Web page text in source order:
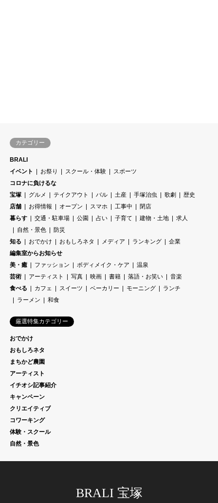
カテゴリー
BRALI
イベント
お祭り スクール・体験
スポーツ
コロナに負けるな
宝塚
グルメ テイクアウト バル 土産 手塚治虫 歌劇
歴史
店舗
お得情報 オープン スマホ 工事中
閉店
暮らす
交通・駐車場 公園 占い 子育て 建物・土地
求人
自然・景色
防災
知る
おでかけ おもしろネタ メディア ランキング
企業
編集室からお知らせ
美・癒
ファッション ボディメイク・ケア
温泉
芸術
アーティスト 写真 映画 書籍 落語・お笑い
音楽
食べる
カフェ スイーツ ベーカリー モーニング
ランチ
ラーメン
和食
厳選特集カテゴリー
おでかけ
おもしろネタ
まちかど農園
アーティスト
イチオシ記事紹介
キャンペーン
クリエイティブ
コワーキング
体験・スクール
自然・景色
BRALI 宝塚